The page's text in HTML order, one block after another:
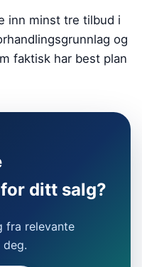
inn minst tre tilbud i
og
faktisk har best plan
ditt salg?
fra relevante